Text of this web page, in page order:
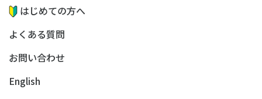
はじめての方へ
よくある質問
お問い合わせ
English